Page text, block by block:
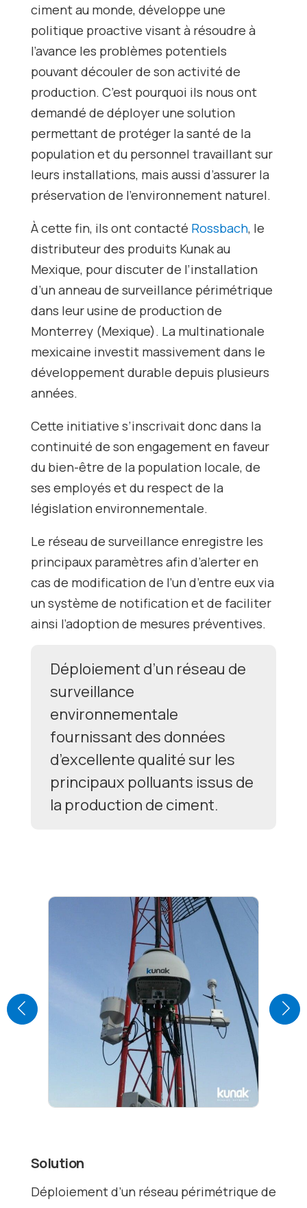
ciment au monde, développe une
politique proactive visant à résoudre à
l’avance les problèmes potentiels
pouvant découler de son activité de
production. C’est pourquoi ils nous ont
demandé de déployer une solution
permettant de protéger la santé de la
population et du personnel travaillant sur
leurs installations, mais aussi d’assurer la
préservation de l’environnement naturel.
À cette fin, ils ont contacté Rossbach, le
distributeur des produits Kunak au
Mexique, pour discuter de l’installation
d’un anneau de surveillance périmétrique
dans leur usine de production de
Monterrey (Mexique). La multinationale
mexicaine investit massivement dans le
développement durable depuis plusieurs
années.
Cette initiative s’inscrivait donc dans la
continuité de son engagement en faveur
du bien-être de la population locale, de
ses employés et du respect de la
législation environnementale.
Le réseau de surveillance enregistre les
principaux paramètres afin d’alerter en
cas de modification de l’un d’entre eux via
un système de notification et de faciliter
ainsi l’adoption de mesures préventives.
Déploiement d’un réseau de
surveillance
environnementale
fournissant des données
d’excellente qualité sur les
principaux polluants issus de
la production de ciment.
Solution
Déploiement d’un réseau périmétrique de